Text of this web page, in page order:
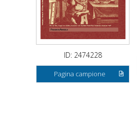
ID: 2474228
Pagina campione